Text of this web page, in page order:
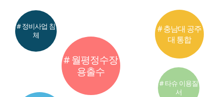
# 월평정수장
용출수
# 충남대 공주
대 통합
# 정비사업 침
체
# 타슈 이용질
서